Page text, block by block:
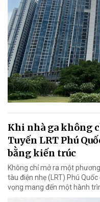
Khi nhà ga không
Tuyến LRT Phú
bằng kiến trúc
Không chỉ mở ra một
tàu điện nhẹ (LRT) Phú
vọng mang đến một hành